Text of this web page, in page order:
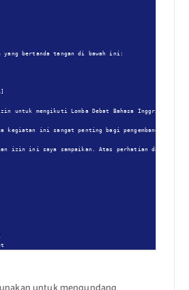
bertanda tangan di bawah ini:
izin untuk mengikuti Lomba Debat Bahasa Inggris
kegiatan ini sangat penting bagi pengembangan
izin ini saya sampaikan. Atas perhatian dan izin